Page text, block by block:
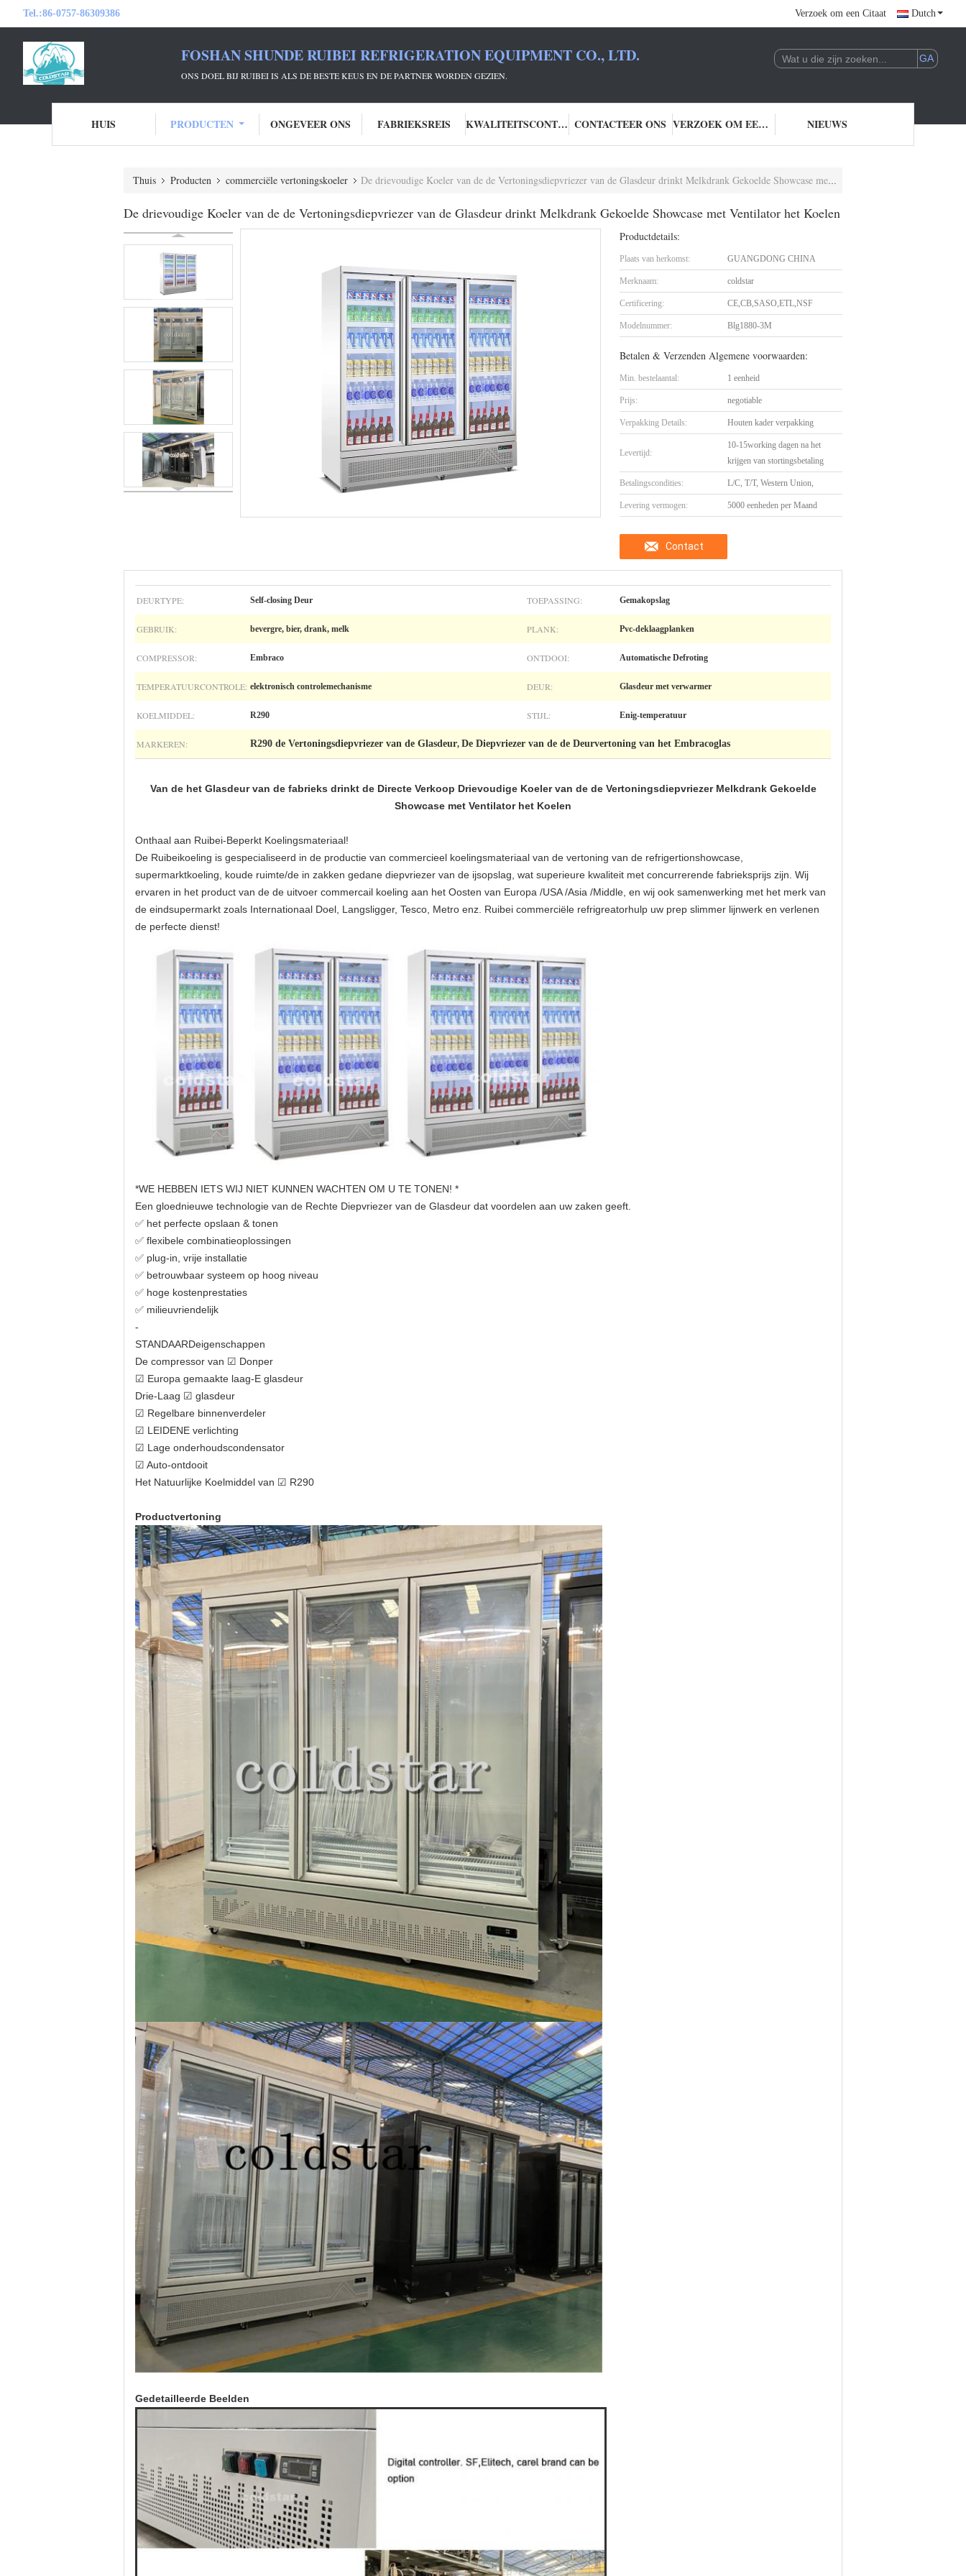
Tel.:86-0757-86309386 Verzoek om een Citaat Dutch
FOSHAN SHUNDE RUIBEI REFRIGERATION EQUIPMENT CO., LTD.
ONS DOEL BIJ RUIBEI IS ALS DE BESTE KEUS EN DE PARTNER WORDEN GEZIEN.
HUIS PRODUCTEN ONGEVEER ONS FABRIEKSREIS KWALITEITSCONTROLE CONTACTEER ONS VERZOEK OM EEN CITAAT NIEUWS
Thuis Producten commerciële vertoningskoeler De drievoudige Koeler van de de Vertoningsdiepvriezer van de Glasdeur drinkt Melkdrank Gekoelde Showcase met Ventilator het Koelen
De drievoudige Koeler van de de Vertoningsdiepvriezer van de Glasdeur drinkt Melkdrank Gekoelde Showcase met Ventilator het Koelen
Productdetails:
Plaats van herkomst: GUANGDONG CHINA
Merknaam: coldstar
Certificering: CE,CB,SASO,ETL,NSF
Modelnummer: Blg1880-3M
Betalen & Verzenden Algemene voorwaarden:
Min. bestelaantal: 1 eenheid
Prijs: negotiable
Verpakking Details: Houten kader verpakking
Levertijd:
10-15working dagen na het
krijgen van stortingsbetaling
Betalingscondities: L/C, T/T, Western Union,
Levering vermogen: 5000 eenheden per Maand
Contact
DEURTYPE: Self-closing Deur TOEPASSING: Gemakopslag
GEBRUIK: bevergre, bier, drank, melk PLANK: Pvc-deklaagplanken
COMPRESSOR: Embraco ONTDOOI: Automatische Defroting
TEMPERATUURCONTROLE: elektronisch controlemechanisme DEUR: Glasdeur met verwarmer
KOELMIDDEL: R290 STIJL: Enig-temperatuur
MARKEREN: R290 de Vertoningsdiepvriezer van de Glasdeur, De Diepvriezer van de de Deurvertoning van het Embracoglas
Van de het Glasdeur van de fabrieks drinkt de Directe Verkoop Drievoudige Koeler van de de Vertoningsdiepvriezer Melkdrank Gekoelde
Showcase met Ventilator het Koelen
Onthaal aan Ruibei-Beperkt Koelingsmateriaal!
De Ruibeikoeling is gespecialiseerd in de productie van commercieel koelingsmateriaal van de vertoning van de refrigertionshowcase,
supermarktkoeling, koude ruimte/de in zakken gedane diepvriezer van de ijsopslag, wat superieure kwaliteit met concurrerende fabrieksprijs zijn. Wij
ervaren in het product van de de uitvoer commercail koeling aan het Oosten van Europa /USA /Asia /Middle, en wij ook samenwerking met het merk van
de eindsupermarkt zoals Internationaal Doel, Langsligger, Tesco, Metro enz. Ruibei commerciële refrigreatorhulp uw prep slimmer lijnwerk en verlenen
de perfecte dienst!
*WE HEBBEN IETS WIJ NIET KUNNEN WACHTEN OM U TE TONEN! *
Een gloednieuwe technologie van de Rechte Diepvriezer van de Glasdeur dat voordelen aan uw zaken geeft.
✅ het perfecte opslaan & tonen
✅ flexibele combinatieoplossingen
✅ plug-in, vrije installatie
✅ betrouwbaar systeem op hoog niveau
✅ hoge kostenprestaties
✅ milieuvriendelijk
-
STANDAARDeigenschappen
De compressor van ☑ Donper
☑ Europa gemaakte laag-E glasdeur
Drie-Laag ☑ glasdeur
☑ Regelbare binnenverdeler
☑ LEIDENE verlichting
☑ Lage onderhoudscondensator
☑ Auto-ontdooit
Het Natuurlijke Koelmiddel van ☑ R290
Productvertoning
Gedetailleerde Beelden